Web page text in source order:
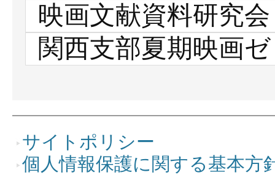
映画文献資料研究会
関西支部夏期映画
サイトポリシー
個人情報保護に関する基本方